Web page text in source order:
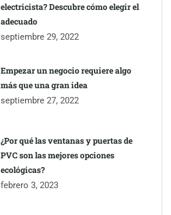
electricista? Descubre cómo elegir el
adecuado
septiembre 29, 2022
Empezar un negocio requiere algo
más que una gran idea
septiembre 27, 2022
¿Por qué las ventanas y puertas de
PVC son las mejores opciones
ecológicas?
febrero 3, 2023